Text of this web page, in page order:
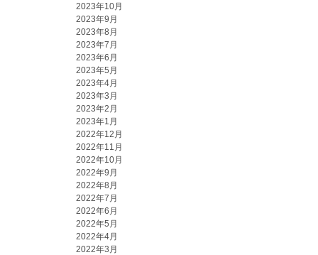
2023年10月
2023年9月
2023年8月
2023年7月
2023年6月
2023年5月
2023年4月
2023年3月
2023年2月
2023年1月
2022年12月
2022年11月
2022年10月
2022年9月
2022年8月
2022年7月
2022年6月
2022年5月
2022年4月
2022年3月